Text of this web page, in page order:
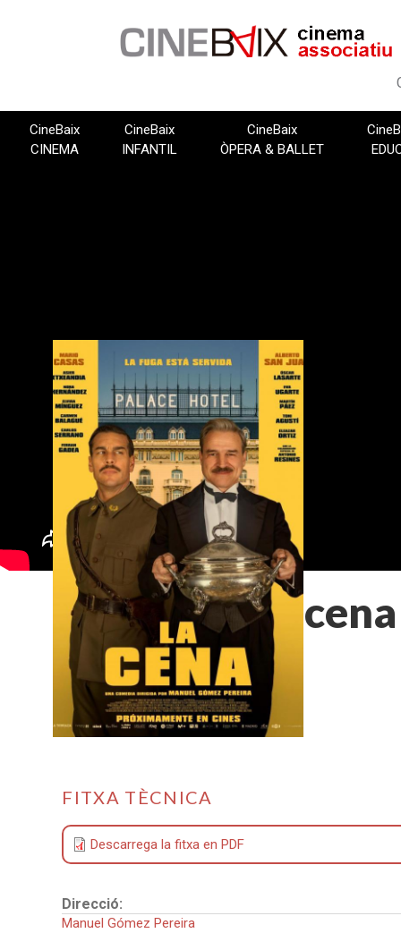
CineBaix
CINEMA
CineBaix
INFANTIL
CineBaix
ÒPERA & BALLET
La cena
FITXA TÈCNICA
Descarrega la fitxa en PDF
Direcció:
Manuel Gómez Pereira